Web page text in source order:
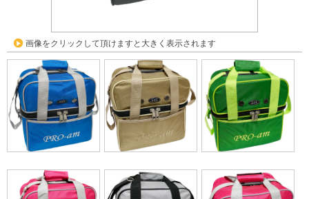
画像をクリックして頂けますと大きく表示されます